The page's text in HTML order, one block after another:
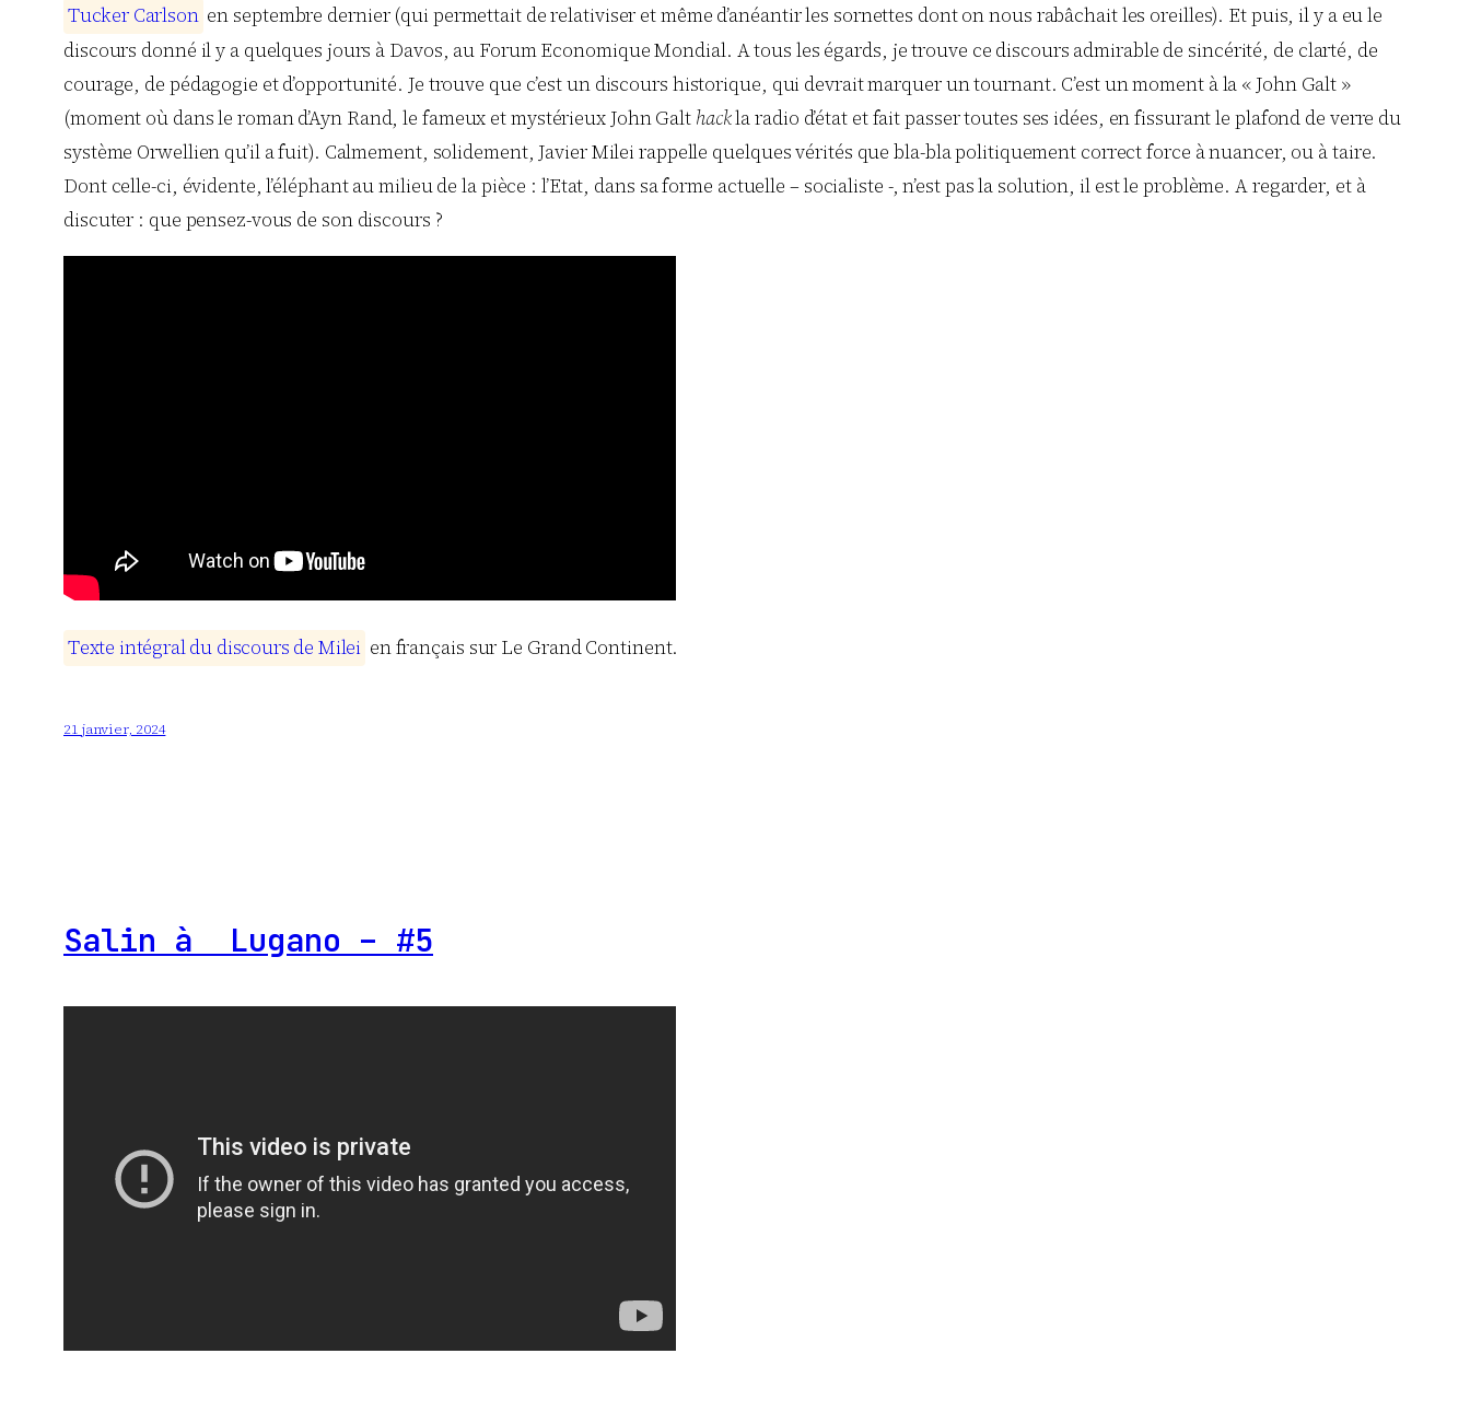
Tucker Carlson en septembre dernier (qui permettait de relativiser et même d’anéantir les sornettes dont on nous rabâchait les oreilles). Et puis, il y a eu le
discours donné il y a quelques jours à Davos, au Forum Economique Mondial. A tous les égards, je trouve ce discours admirable de sincérité, de clarté, de
courage, de pédagogie et d’opportunité. Je trouve que c’est un discours historique, qui devrait marquer un tournant. C’est un moment à la « John Galt »
(moment où dans le roman d’Ayn Rand, le fameux et mystérieux John Galt hackla radio d’état et fait passer toutes ses idées, en fissurant le plafond de verre du
système Orwellien qu’il a fuit). Calmement, solidement, Javier Milei rappelle quelques vérités que bla-bla politiquement correct force à nuancer, ou à taire.
Dont celle-ci, évidente, l’éléphant au milieu de la pièce : l’Etat, dans sa forme actuelle – socialiste -, n’est pas la solution, il est le problème. A regarder, et à
discuter : que pensez-vous de son discours ?
Texte intégraldu discours de Milei en français sur Le Grand Continent.
21 janvier, 2024
Salin à Lugano – #5